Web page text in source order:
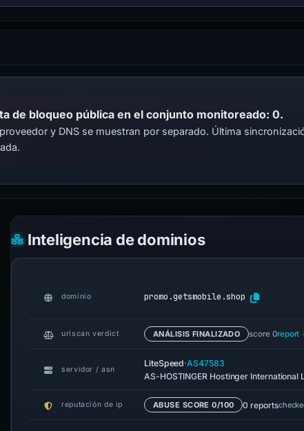
de bloqueo pública en el conjunto monitoreado: 0.
y DNS se muestran por separado. Última
Inteligencia de dominios
dominio promo.getsmobile.shop
urlscan verdict ANÁLISIS FINALIZADO score 0report
servidor / asn
LiteSpeed·AS47583
AS-HOSTINGER Hostinger International
reputación de ip ABUSE SCORE 0/100 0 reports